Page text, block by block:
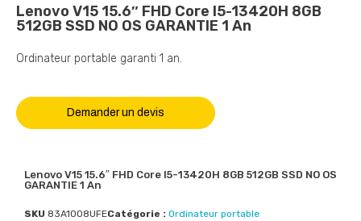
Lenovo V15 15.6″ FHD Core I5-13420H 8GB
512GB SSD NO OS GARANTIE 1 An
Ordinateur portable garanti 1 an.
Demander un devis
Lenovo V15 15.6″ FHD Core I5-13420H 8GB 512GB SSD NO OS
GARANTIE 1 An
SKU 83A1008UFECatégorie : Ordinateur portable